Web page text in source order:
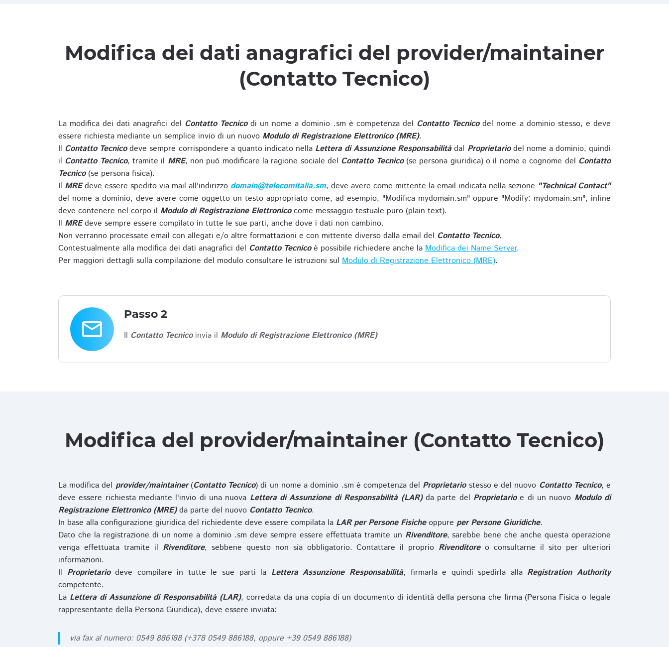
Modifica dei dati anagrafici del provider/maintainer
(Contatto Tecnico)
La modifica dei dati anagrafici del Contatto Tecnicodi un nome a dominio .sm è competenza del Contatto Tecnicodel nome a dominio stesso, e deve
essere richiesta mediante un semplice invio di un nuovo Modulo di Registrazione Elettronico (MRE).
Il Contatto Tecnicodeve sempre corrispondere a quanto indicato nella Lettera di Assunzione Responsabilitàdal Proprietariodel nome a dominio, quindi
il Contatto Tecnico, tramite il MRE, non può modificare la ragione sociale del Contatto Tecnico(se persona giuridica) o il nome e cognome del Contatto
Tecnico(se persona fisica).
Il MREdeve essere spedito via mail all'indirizzo domain@telecomitalia.sm, deve avere come mittente la email indicata nella sezione "Technical Contact"
del nome a dominio, deve avere come oggetto un testo appropriato come, ad esempio, "Modifica mydomain.sm" oppure "Modify: mydomain.sm", infine
deve contenere nel corpo il Modulo di Registrazione Elettronicocome messaggio testuale puro (plain text).
Il MREdeve sempre essere compilato in tutte le sue parti, anche dove i dati non cambino.
Non verranno processate email con allegati e/o altre formattazioni e con mittente diverso dalla email del Contatto Tecnico.
Contestualmente alla modifica dei dati anagrafici del Contatto Tecnicoè possibile richiedere anche la Modifica dei Name Server.
Per maggiori dettagli sulla compilazione del modulo consultare le istruzioni sul Modulo di Registrazione Elettronico (MRE).
email
Passo 2
Il Contatto Tecnicoinvia il Modulo di Registrazione Elettronico (MRE)
Modifica del provider/maintainer (Contatto Tecnico)
La modifica del provider/maintainer(Contatto Tecnico) di un nome a dominio .sm è competenza del Proprietariostesso e del nuovo Contatto Tecnico, e
deve essere richiesta mediante l'invio di una nuova Lettera di Assunzione di Responsabilità (LAR)da parte del Proprietarioe di un nuovo Modulo di
Registrazione Elettronico (MRE)da parte del nuovo Contatto Tecnico.
In base alla configurazione giuridica del richiedente deve essere compilata la LAR per Persone Fisicheoppure per Persone Giuridiche.
Dato che la registrazione di un nome a dominio .sm deve sempre essere effettuata tramite un Rivenditore, sarebbe bene che anche questa operazione
venga effettuata tramite il Rivenditore, sebbene questo non sia obbligatorio. Contattare il proprio Rivenditoreo consultarne il sito per ulteriori
informazioni.
Il Proprietariodeve compilare in tutte le sue parti la Lettera Assunzione Responsabilità, firmarla e quindi spedirla alla Registration Authority
competente.
La Lettera di Assunzione di Responsabilità (LAR), corredata da una copia di un documento di identità della persona che firma (Persona Fisica o legale
rappresentante della Persona Giuridica), deve essere inviata:
via fax al numero: 0549 886188 (+378 0549 886188, oppure +39 0549 886188)